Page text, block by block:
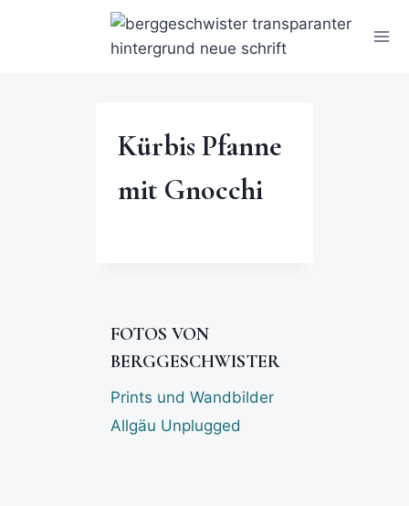
Kürbis Pfanne
mit Gnocchi
FOTOS VON
BERGGESCHWISTER
Prints und Wandbilder
Allgäu Unplugged